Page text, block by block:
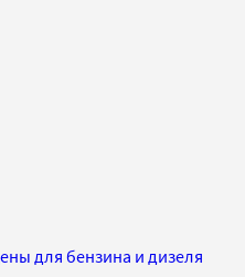
для бензина и дизеля